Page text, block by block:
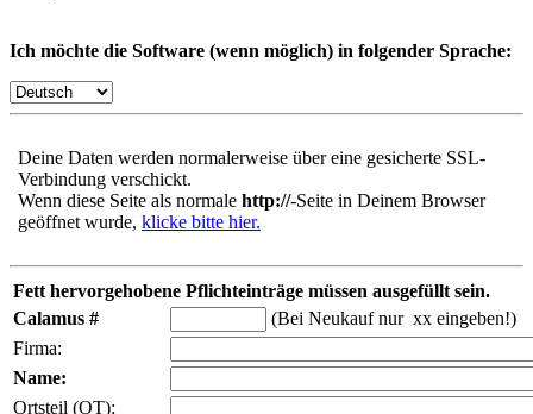
Ich möchte die Software (wenn möglich) in folgender Sprache:
Deine Daten werden normalerweise über eine gesicherte SSL-
Verbindung verschickt.
Wenn diese Seite als normale http://-Seite in Deinem Browser
geöffnet wurde, klicke bitte hier.
Fett hervorgehobene Pflichteinträge müssen ausgefüllt sein.
Calamus #
(Bei Neukauf nur xx eingeben!)
Firma:
Name:
Ortsteil (OT):